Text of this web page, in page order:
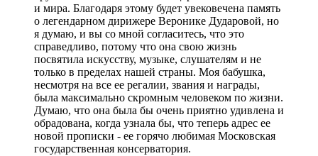
и мира. Благодаря этому будет увековечена память
о легендарном дирижере Веронике Дударовой, но
я думаю, и вы со мной согласитесь, что это
справедливо, потому что она свою жизнь
посвятила искусству, музыке, слушателям и не
только в пределах нашей страны. Моя бабушка,
несмотря на все ее регалии, звания и награды,
была максимально скромным человеком по жизни.
Думаю, что она была бы очень приятно удивлена и
обрадована, когда узнала бы, что теперь адрес ее
новой прописки - ее горячо любимая Московская
государственная консерватория.